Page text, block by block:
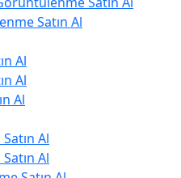
Satın Al
Al
Al
Al
Al
Al